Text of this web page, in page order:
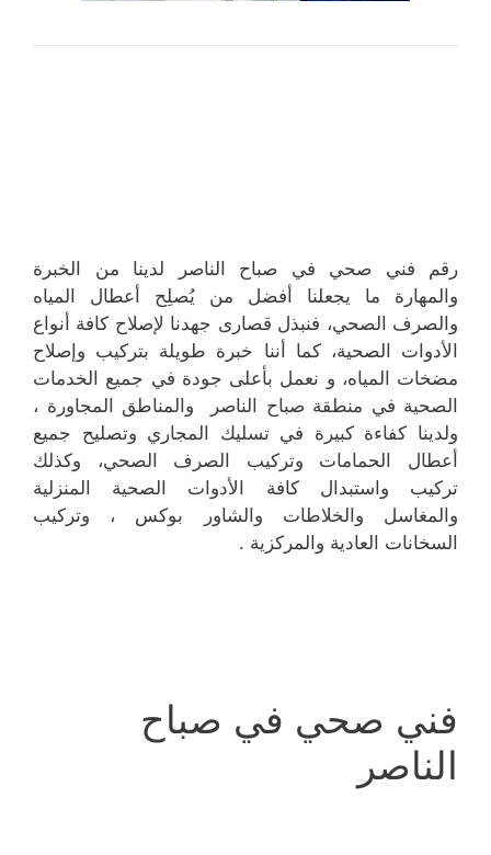
رقم فني صحي في صباح الناصر لدينا من الخبرة
والمهارة ما يجعلنا أفضل من يُصلِح أعطال المياه
والصرف الصحي، فنبذل قصارى جهدنا لإصلاح كافة أنواع
الأدوات الصحية، كما أننا خبرة طويلة بتركيب وإصلاح
مضخات المياه، و نعمل بأعلى جودة في جميع الخدمات
الصحية في منطقة صباح الناصر والمناطق المجاورة ،
ولدينا كفاءة كبيرة في تسليك المجاري وتصليح جميع
أعطال الحمامات وتركيب الصرف الصحي، وكذلك
تركيب واستبدال كافة الأدوات الصحية المنزلية
والمغاسل والخلاطات والشاور بوكس ، وتركيب
السخانات العادية والمركزية .
فني صحي في صباح
الناصر